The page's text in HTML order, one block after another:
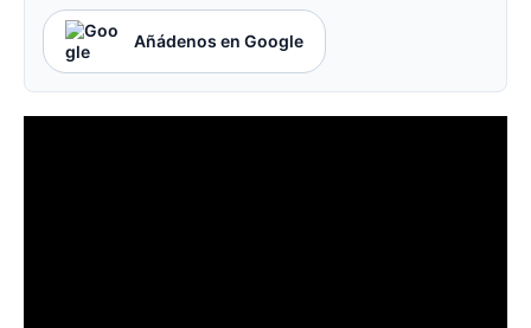
Añádenos en Google